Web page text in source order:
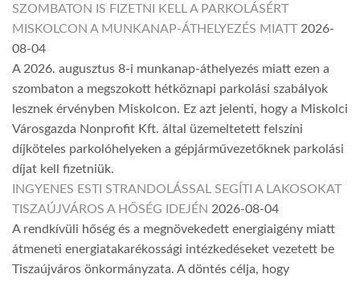
SZOMBATON IS FIZETNI KELL A PARKOLÁSÉRT
MISKOLCON A MUNKANAP-ÁTHELYEZÉS MIATT 2026-
08-04
A 2026. augusztus 8-i munkanap-áthelyezés miatt ezen a
szombaton a megszokott hétköznapi parkolási szabályok
lesznek érvényben Miskolcon. Ez azt jelenti, hogy a Miskolci
Városgazda Nonprofit Kft. által üzemeltetett felszíni
díjköteles parkolóhelyeken a gépjárművezetőknek parkolási
díjat kell fizetniük.
INGYENES ESTI STRANDOLÁSSAL SEGÍTI A LAKOSOKAT
TISZAÚJVÁROS A HŐSÉG IDEJÉN 2026-08-04
A rendkívüli hőség és a megnövekedett energiaigény miatt
átmeneti energiatakarékossági intézkedéseket vezetett be
Tiszaújváros önkormányzata. A döntés célja, hogy